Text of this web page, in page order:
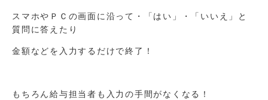
スマホやＰＣの画面に沿って・「はい」・「いいえ」と
質問に答えたり
金額などを入力するだけで終了！
もちろん給与担当者も入力の手間がなくなる！